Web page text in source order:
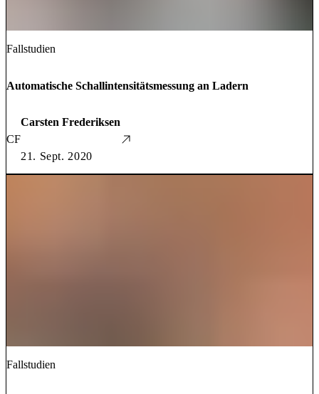
Fallstudien
Automatische Schallintensitätsmessung an Ladern
CF
Carsten Frederiksen
21. Sept. 2020
Fallstudien